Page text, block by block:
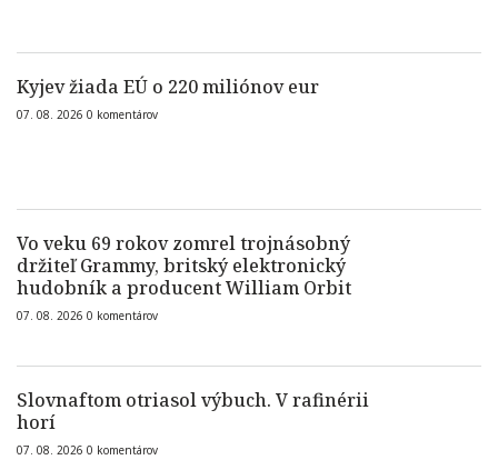
Kyjev žiada EÚ o 220 miliónov eur
07. 08. 2026 0 komentárov
Vo veku 69 rokov zomrel trojnásobný
držiteľ Grammy, britský elektronický
hudobník a producent William Orbit
07. 08. 2026 0 komentárov
Slovnaftom otriasol výbuch. V rafinérii
horí
07. 08. 2026 0 komentárov